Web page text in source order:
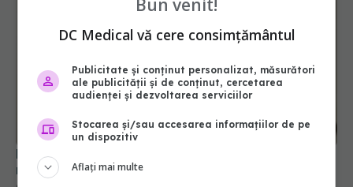
Nu vei crede ce se întâmplă cu ficatul tău dacă
08 noi 2025, 20:00
Bun venit!
DC Medical vă cere consimțământul
Publicitate și conținut personalizat, măsurători
ale publicității și de conținut, cercetarea
audienței și dezvoltarea serviciilor
Stocarea și/sau accesarea informațiilor de pe
un dispozitiv
Aflați mai multe